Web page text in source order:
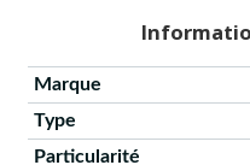
Marque
Type
Particularité